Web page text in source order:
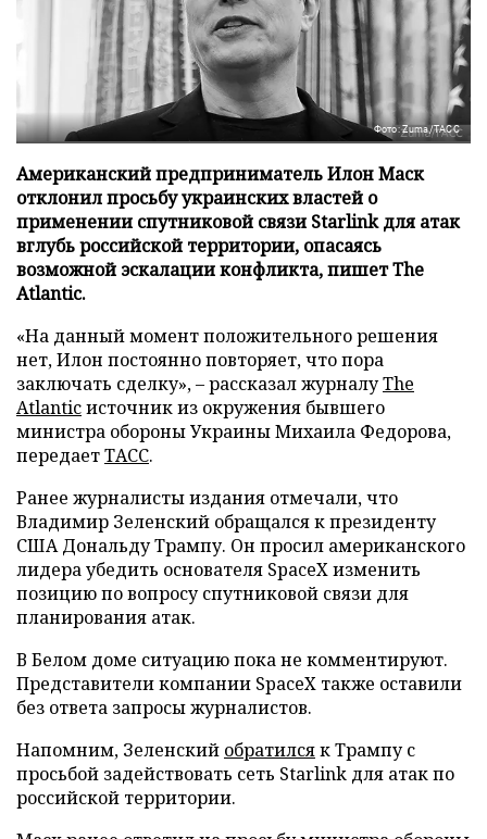
Фото: Zuma/ТАСС
Американский предприниматель Илон Маск
отклонил просьбу украинских властей о
применении спутниковой связи Starlink для атак
вглубь российской территории, опасаясь
возможной эскалации конфликта, пишет The
Atlantic.
«На данный момент положительного решения
нет, Илон постоянно повторяет, что пора
заключать сделку», – рассказал журналуThe
Atlanticисточник из окружения бывшего
министра обороны Украины Михаила Федорова,
передаетТАСС.
Ранее журналисты издания отмечали, что
Владимир Зеленский обращался к президенту
США Дональду Трампу. Он просил американского
лидера убедить основателя SpaceX изменить
позицию по вопросу спутниковой связи для
планирования атак.
В Белом доме ситуацию пока не комментируют.
Представители компании SpaceX также оставили
без ответа запросы журналистов.
Напомним, Зеленский обратилсяк Трампу с
просьбой задействовать сеть Starlink для атак по
российской территории.